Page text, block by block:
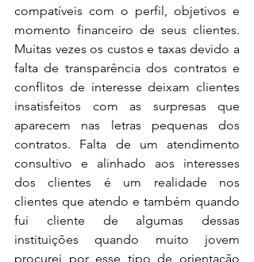
compatíveis com o perfil, objetivos e
momento financeiro de seus clientes.
Muitas vezes os custos e taxas devido a
falta de transparência dos contratos e
conflitos de interesse deixam clientes
insatisfeitos com as surpresas que
aparecem nas letras pequenas dos
contratos. Falta de um atendimento
consultivo e alinhado aos interesses
dos clientes é um realidade nos
clientes que atendo e também quando
fui cliente de algumas dessas
instituições quando muito jovem
procurei por esse tipo de orientação